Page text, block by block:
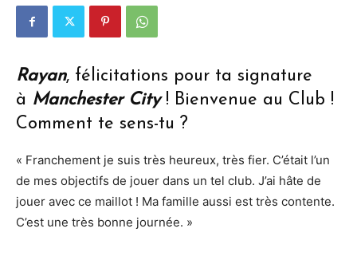
Rayan, félicitations pour ta signature
à Manchester City ! Bienvenue au Club !
Comment te sens-tu ?
« Franchement je suis très heureux, très fier. C’était l’un
de mes objectifs de jouer dans un tel club. J’ai hâte de
jouer avec ce maillot ! Ma famille aussi est très contente.
C’est une très bonne journée. »